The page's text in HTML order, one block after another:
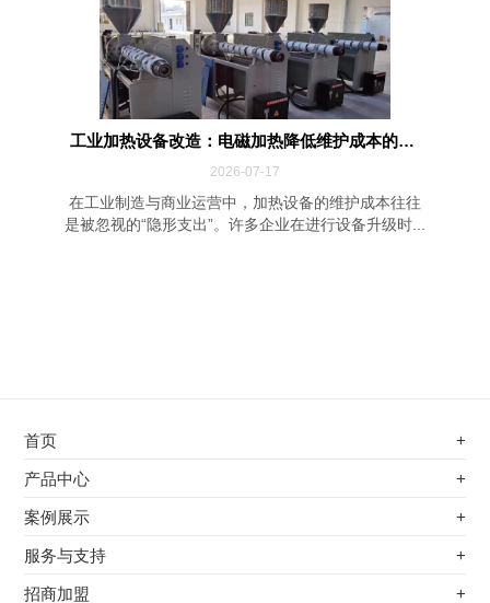
工业加热设备改造：电磁加热降低维护成本的四...
2026-07-17
在工业制造与商业运营中，加热设备的维护成本往往
是被忽视的“隐形支出”。许多企业在进行设备升级时...
首页 +
不锈钢专用电磁加热器
电磁蒸汽发生器
产品中心 +
不锈钢专用电磁加热器
电磁蒸汽发生器
案例展示 +
最新案例
其他应用
服务与支持 +
服务覆盖网络
招商加盟 +